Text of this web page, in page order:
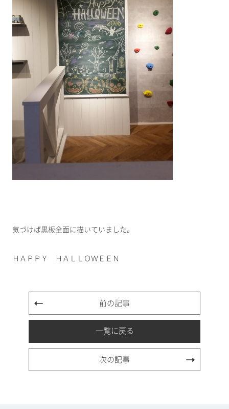
気づけば黒板全面に描いていました。
ＨＡＰＰＹ ＨＡＬＬＯＷＥＥＮ
前の記事
一覧に戻る
次の記事